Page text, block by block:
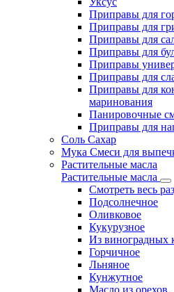
Приправы для
Приправы для
Приправы для
Приправы для
Приправы
Приправы для
Приправы для
маринования
Панировочные
Приправы для
Соль Сахар
Мука Смеси для
Растительные масла
Растительные масла
Смотреть весь
Подсолнечное
Оливковое
Кукурузное
Из виноградных
Горчичное
Льняное
Кунжутное
Масло из орехов